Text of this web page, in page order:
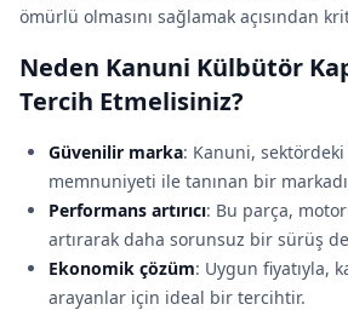
ömürlü olmasını sağlamak açısından
Neden Kanuni Külbütör
Tercih Etmelisiniz?
Güvenilir marka: Kanuni,
memnuniyeti ile tanınan bir
Performans artırıcı: Bu parça,
artırarak daha sorunsuz bir sürüş
Ekonomik çözüm: Uygun fiyatıyla,
arayanlar için ideal bir tercihtir.